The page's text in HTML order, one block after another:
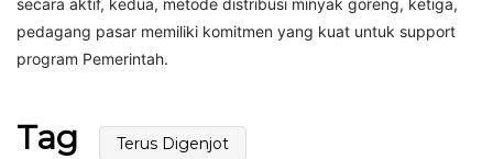
pedagang pasar memiliki komitmen yang kuat untuk support
program Pemerintah.
Tag Terus Digenjot